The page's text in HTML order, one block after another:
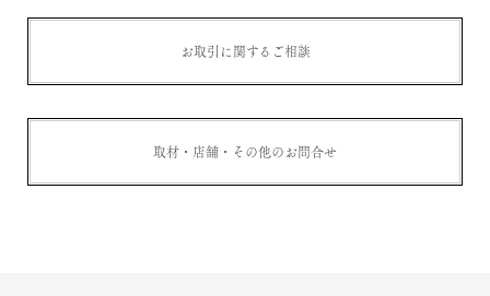
お取引に関するご相談
取材・店舗・その他のお問合せ